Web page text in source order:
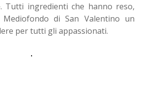
Tutti ingredienti che hanno reso,
di San Valentino un
per tutti gli appassionati.